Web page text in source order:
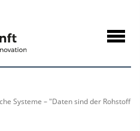
Systeme – "Daten sind der Rohstoff